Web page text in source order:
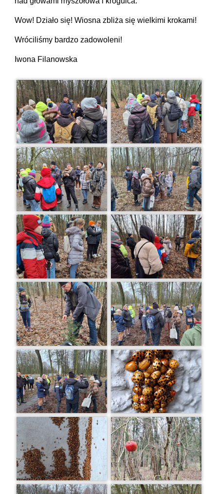
Wow! Działo się! Wiosna zbliża się wielkimi krokami!
Wróciliśmy bardzo zadowoleni!
Iwona Filanowska